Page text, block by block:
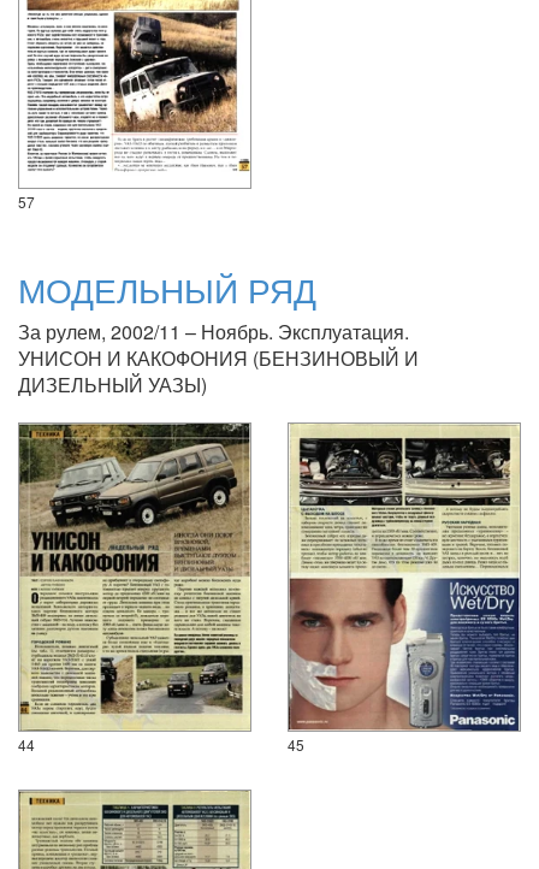
57
МОДЕЛЬНЫЙ РЯД
За рулем, 2002/11 – Ноябрь. Эксплуатация.
УНИСОН И КАКОФОНИЯ (БЕНЗИНОВЫЙ И
ДИЗЕЛЬНЫЙ УАЗЫ)
44 45